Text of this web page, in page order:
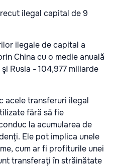
ilegale de capital a
China cu o medie anuală
Rusia - 104,977 miliarde
acele transferuri ilegal
fără să fie
la acumularea de
Ele pot implica unele
cum ar fi profiturile unei
tran­­s­feraţi în străinătate